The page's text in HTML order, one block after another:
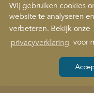
Wij gebruiken cookies
website te analyseren
verbeteren. Bekijk onze
privacyverklaring voor